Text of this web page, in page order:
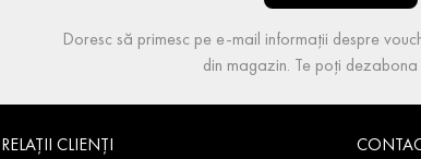
Doresc să primesc pe e-mail informații despre
din magazin. Te poți
RELAȚII CLIENȚI